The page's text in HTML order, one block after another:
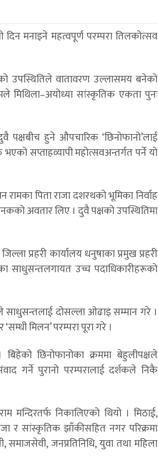
दिन मनाइने महत्वपूर्ण परम्परा तिलकोत्सव
उपस्थितिले वातावरण उल्लासमय बनेको
मिथिला–अयोध्या सांस्कृतिक एकता पुनः
हुने औपचारिक ‘छिनोफानो’लाई
सप्ताहव्यापी महोत्सवअन्तर्गत पर्ने यो
पिता राजा दशरथको भूमिका निर्वाह
अवतार लिए । दुवै पक्षको उपस्थितिमा
प्रहरी कार्यालय धनुषाका प्रमुख प्रहरी
साधुसन्तलगायत उच्च पदाधिकारीहरूको
दोसल्ला ओढाइ सम्मान गरे ।
मिलन’ परम्परा पूरा गरे ।
बिहेको छिनोफानोका क्रममा बेहुलीपक्षले
गर्ने पुरानो परम्परालाई दर्शकले निकै
मन्दिरतर्फ निकालिएको थियो । मिठाई,
र सांस्कृतिक झाँकीसहित नगर परिक्रमा
समाजसेवी, जनप्रतिनिधि, युवा तथा महिला